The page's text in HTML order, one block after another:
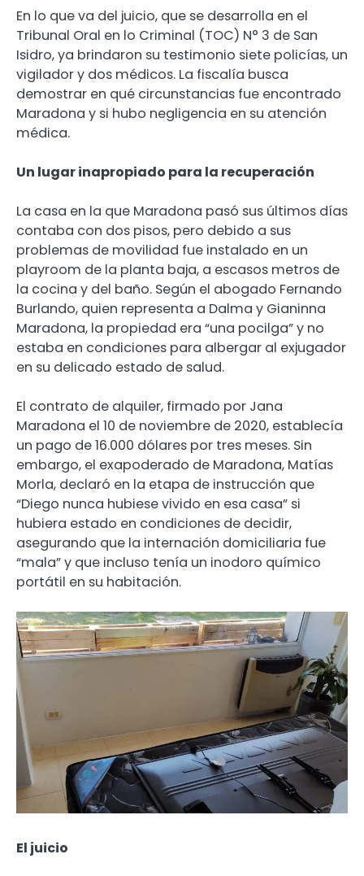
En lo que va del juicio, que se desarrolla en el
Tribunal Oral en lo Criminal (TOC) N° 3 de San
Isidro, ya brindaron su testimonio siete policías, un
vigilador y dos médicos. La fiscalía busca
demostrar en qué circunstancias fue encontrado
Maradona y si hubo negligencia en su atención
médica.
Un lugar inapropiado para la recuperación
La casa en la que Maradona pasó sus últimos días
contaba con dos pisos, pero debido a sus
problemas de movilidad fue instalado en un
playroom de la planta baja, a escasos metros de
la cocina y del baño. Según el abogado Fernando
Burlando, quien representa a Dalma y Gianinna
Maradona, la propiedad era “una pocilga” y no
estaba en condiciones para albergar al exjugador
en su delicado estado de salud.
El contrato de alquiler, firmado por Jana
Maradona el 10 de noviembre de 2020, establecía
un pago de 16.000 dólares por tres meses. Sin
embargo, el exapoderado de Maradona, Matías
Morla, declaró en la etapa de instrucción que
“Diego nunca hubiese vivido en esa casa” si
hubiera estado en condiciones de decidir,
asegurando que la internación domiciliaria fue
“mala” y que incluso tenía un inodoro químico
portátil en su habitación.
El juicio